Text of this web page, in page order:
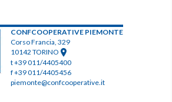
CONFCOOPERATIVE PIEMONTE
Corso Francia, 329
10142 TORINO
t +39 011/4405400
f +39 011/4405456
piemonte@confcooperative.it